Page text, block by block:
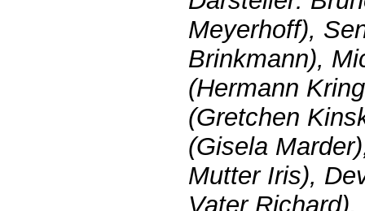
Meyerhoff),
Brinkmann),
(Hermann
(Gretchen
(Gisela
Mutter Iris),
Vater